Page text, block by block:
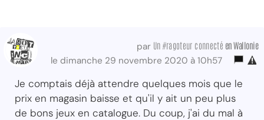
par Un #ragoteur connecté en Wallonie
le dimanche 29 novembre 2020 à 10h57
Je comptais déjà attendre quelques mois que le
prix en magasin baisse et qu'il y ait un peu plus
de bons jeux en catalogue. Du coup, j'ai du mal à